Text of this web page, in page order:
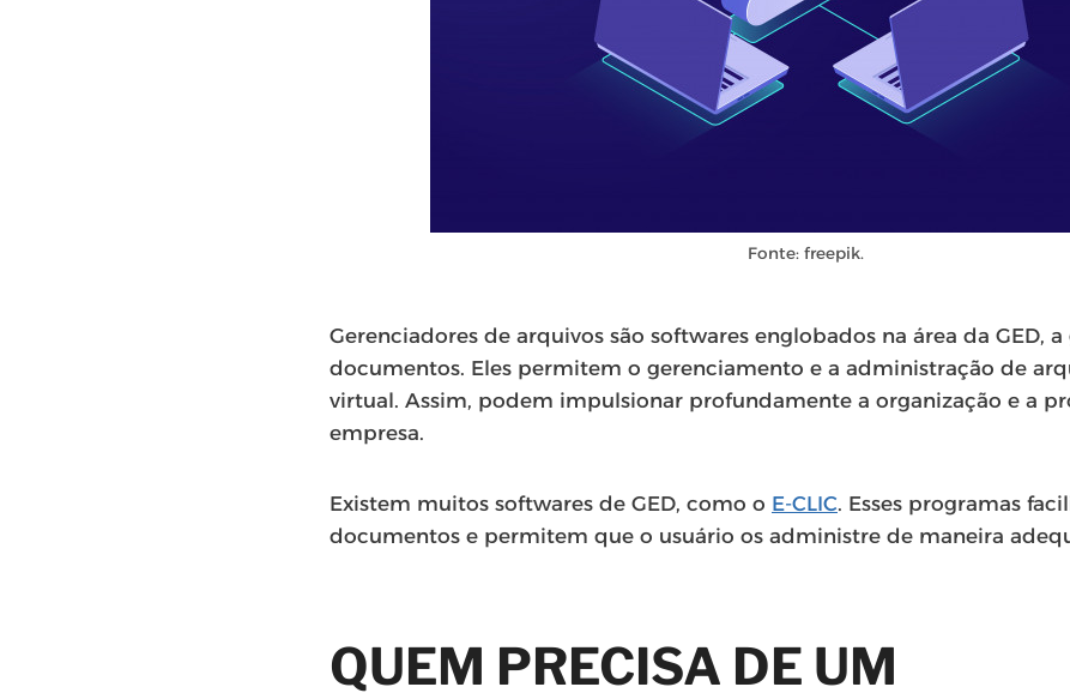
Fonte: freepik.
Gerenciadores de arquivos são softwares englobados na área da GED,
documentos. Eles permitem o gerenciamento e a administração de
virtual. Assim, podem impulsionar profundamente a organização e a
empresa.
Existem muitos softwares de GED, como o E-CLIC. Esses programas
documentos e permitem que o usuário os administre de maneira
QUEM PRECISA DE UM